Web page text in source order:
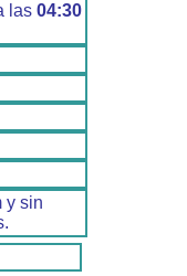
las 04:30
y sin